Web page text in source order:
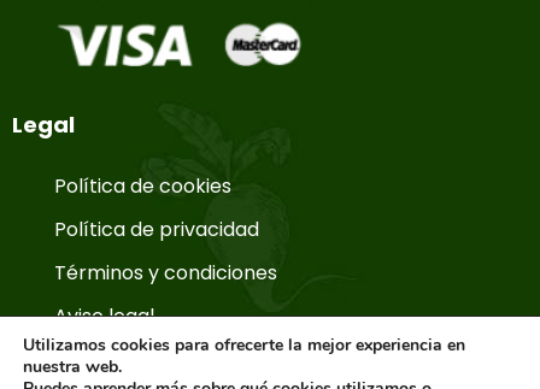
Legal
Política de cookies
Política de privacidad
Términos y condiciones
Aviso legal
Utilizamos cookies para ofrecerte la mejor experiencia en
nuestra web.